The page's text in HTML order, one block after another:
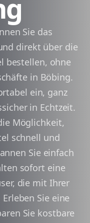
Sie das
direkt über die
bestellen, ohne
in Böbing.
ein, ganz
in Echtzeit.
Möglichkeit,
schnell und
Sie einfach
sofort eine
die mit Ihrer
Sie eine
Sie kostbare